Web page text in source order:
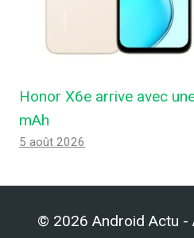
Honor X6e arrive avec
mAh
5 août 2026
© 2026 Android Actu -